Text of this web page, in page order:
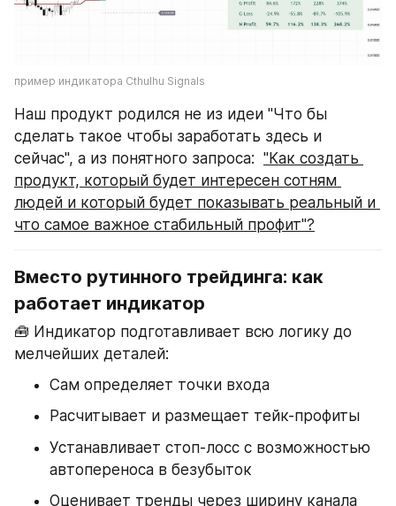
пример индикатора Cthulhu Signals
Наш продукт родился не из идеи "Что бы
сделать такое чтобы заработать здесь и
сейчас", а из понятного запроса: "Как создать
продукт, который будет интересен сотням
людей и который будет показывать реальный и
что самое важное стабильный профит"?
Вместо рутинного трейдинга: как
работает индикатор
🧰 Индикатор подготавливает всю логику до
мелчейших деталей:
Сам определяет точки входа
Расчитывает и размещает тейк-профиты
Устанавливает стоп-лосс с возможностью
автопереноса в безубыток
Оценивает тренды через ширину канала